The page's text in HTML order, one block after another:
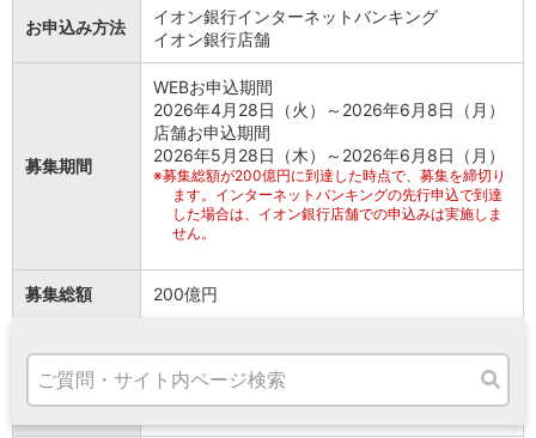
九州・沖縄
福岡県
沖縄県
ATM検索
お客さまサポート
お申込み方法
イオン銀行インターネットバンキング
イオン銀行店舗
募集期間
WEBお申込期間
2026年4月28日（火）～2026年6月8日（月）
店舗お申込期間
2026年5月28日（木）～2026年6月8日（月）
※募集総額が200億円に到達した時点で、募集を締切り
ます。インターネットバンキングの先行申込で到達
した場合は、イオン銀行店舗での申込みは実施しま
せん。
募集総額 200億円
払日
信託設定日 2026年6月30日（火）